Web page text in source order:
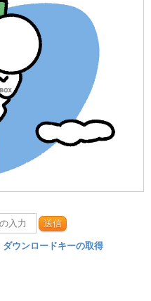
送信
ダウンロードキーの取得